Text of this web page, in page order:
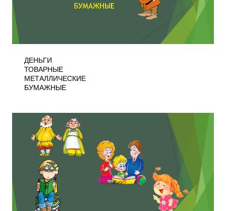
ДЕНЬГИ
ТОВАРНЫЕ
МЕТАЛЛИЧЕСКИЕ
БУМАЖНЫЕ